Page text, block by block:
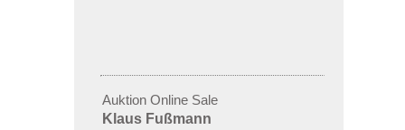
Auktion Online Sale
Klaus Fußmann